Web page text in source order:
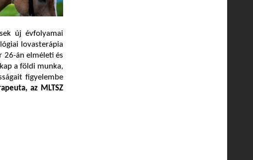
új évfolyamai
lovasterápia
26-án elméleti és
a földi munka,
figyelembe
az MLTSZ